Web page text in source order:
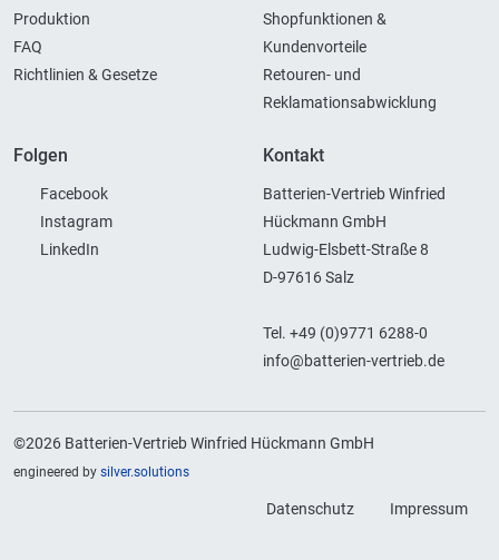
Produktion
FAQ
Richtlinien & Gesetze
Shopfunktionen &
Kundenvorteile
Retouren- und
Reklamationsabwicklung
Folgen
Facebook
Instagram
LinkedIn
Kontakt
Batterien-Vertrieb Winfried
Hückmann GmbH
Ludwig-Elsbett-Straße 8
D-97616 Salz
Tel. +49 (0)9771 6288-0
info@batterien-vertrieb.de
©2026 Batterien-Vertrieb Winfried Hückmann GmbH
engineered by silver.solutions
Datenschutz Impressum